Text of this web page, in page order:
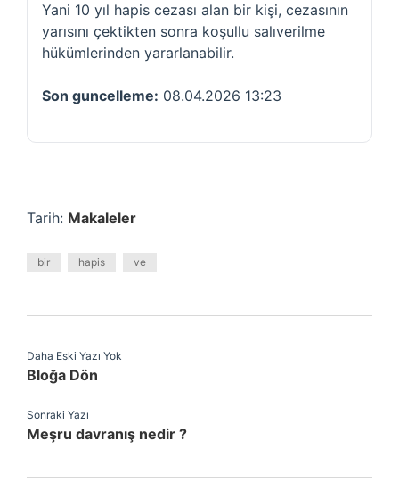
Yani 10 yıl hapis cezası alan bir kişi, cezasının
yarısını çektikten sonra koşullu salıverilme
hükümlerinden yararlanabilir.
Son guncelleme: 08.04.2026 13:23
Tarih: Makaleler
bir hapis ve
Daha Eski Yazı Yok
Bloğa Dön
Sonraki Yazı
Meşru davranış nedir ?